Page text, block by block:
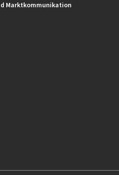
Marktkommunikation